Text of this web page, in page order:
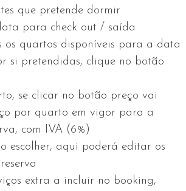
que pretende dormir
para check out / saída
os quartos disponíveis para a data
si pretendidas, clique no botão
se clicar no botão preço vai
por quarto em vigor para a
com IVA (6%)
escolher, aqui poderá editar os
extra a incluir no booking,